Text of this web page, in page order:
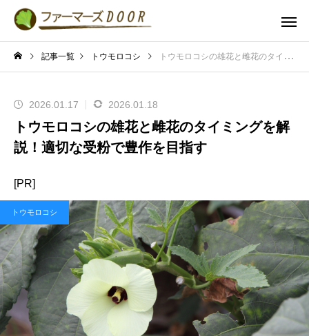
記事一覧 トウモロコシ トウモロコシの雄花と雌花のタイミングを解説！適切な受粉で豊作を目指す
2026.01.17 2026.01.18
トウモロコシの雄花と雌花のタイミングを解
説！適切な受粉で豊作を目指す
[PR]
トウモロコシ